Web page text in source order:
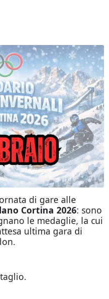
di gare alle
Cortina 2026: sono
le medaglie, la cui
ultima gara di